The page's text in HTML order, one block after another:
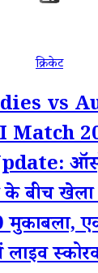
क्रिकेट
vs
Match
के बीच खेला
मुकाबला,